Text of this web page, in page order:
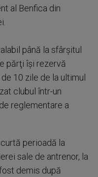
al Benfica din
până la sfârşitul
părţi îşi rezervă
10 zile de la ultimul
clubul într-un
reglementare a
perioadă la
sale de antrenor, la
demis după